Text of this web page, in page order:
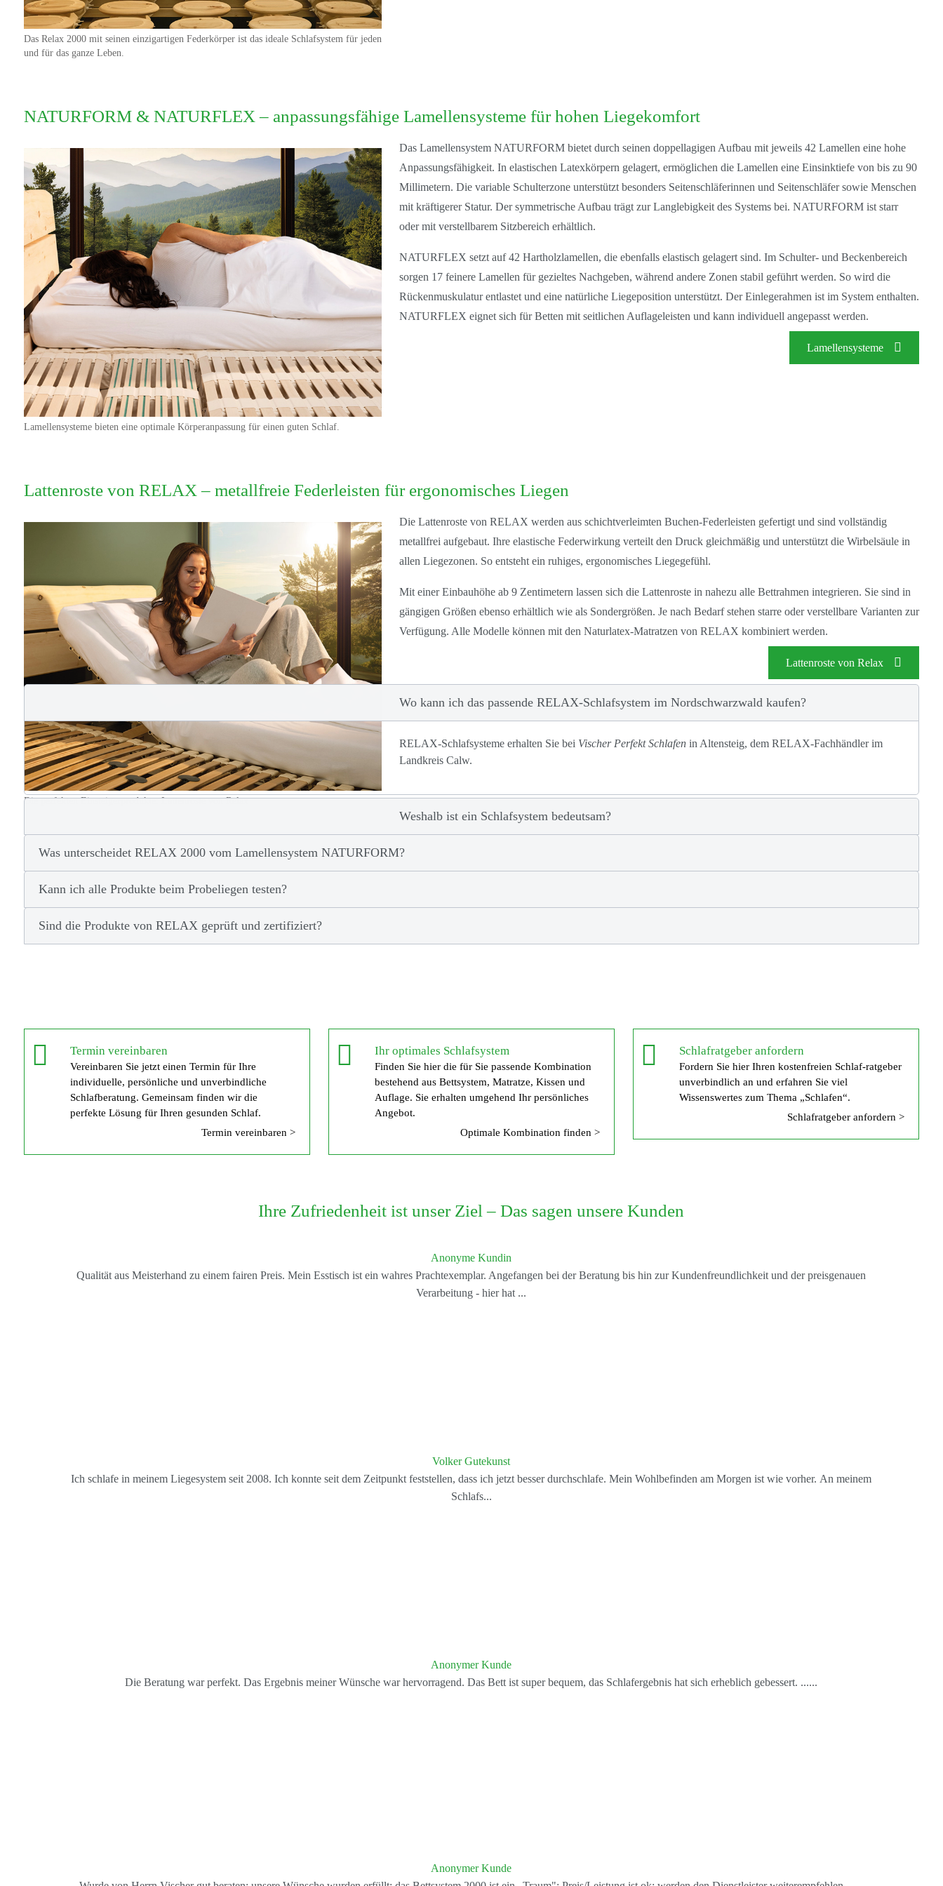
Das Relax 2000 mit seinen einzigartigen Federkörper ist das ideale Schlafsystem für jeden
und für das ganze Leben.
NATURFORM & NATURFLEX – anpassungsfähige Lamellensysteme für hohen Liegekomfort
Lamellensysteme bieten eine optimale Körperanpassung für einen guten Schlaf.
DasLamellensystem NATURFORM bietet durch seinendoppellagigen Aufbau mit jeweils 42 Lamellen eine hohe
Anpassungsfähigkeit. In elastischen Latexkörpern gelagert, ermöglichen die Lamellen eine Einsinktiefe von bis zu 90
Millimetern. Dievariable Schulterzone unterstützt besonders Seitenschläferinnen und Seitenschläfer sowie Menschen
mit kräftigerer Statur. Der symmetrische Aufbau trägt zur Langlebigkeit des Systems bei. NATURFORM iststarr
oder mit verstellbarem Sitzbereich erhältlich.
NATURFLEX setzt auf42 Hartholzlamellen, die ebenfalls elastisch gelagert sind. Im Schulter- und Beckenbereich
sorgen 17 feinere Lamellen für gezieltes Nachgeben, während andere Zonen stabil geführt werden. So wird die
Rückenmuskulatur entlastet und einenatürliche Liegeposition unterstützt. Der Einlegerahmen ist im System enthalten.
NATURFLEX eignet sich für Betten mit seitlichen Auflageleisten und kann individuell angepasst werden.
Lamellensysteme
Lattenroste von RELAX – metallfreie Federleisten für ergonomisches Liegen
Die perfekten Einsteigerprodukte: Lattenroste von Relax
DieLattenroste von RELAX werden aus schichtverleimtenBuchen-Federleisten gefertigt und sind vollständig
metallfrei aufgebaut. Ihreelastische Federwirkung verteilt den Druck gleichmäßig und unterstützt die Wirbelsäule in
allen Liegezonen. So entsteht ein ruhiges, ergonomisches Liegegefühl.
Mit einer Einbauhöhe ab9 Zentimetern lassen sich die Lattenroste in nahezu alle Bettrahmen integrieren. Sie sind in
gängigen Größen ebenso erhältlich wie als Sondergrößen. Je nach Bedarf stehen starre oder verstellbare Varianten zur
Verfügung. Alle Modelle können mit denNaturlatex-Matratzen von RELAX kombiniert werden.
Lattenroste von Relax
Wo kann ich das passende RELAX-Schlafsystem im Nordschwarzwald kaufen?
RELAX-Schlafsysteme erhalten Sie bei Vischer Perfekt Schlafen in Altensteig, dem RELAX-Fachhändler im
Landkreis Calw.
Weshalb ist ein Schlafsystem bedeutsam?
Was unterscheidet RELAX 2000 vom Lamellensystem NATURFORM?
Kann ich alle Produkte beim Probeliegen testen?
Sind die Produkte von RELAX geprüft und zertifiziert?
Termin vereinbaren
Vereinbaren Sie jetzt einen Termin für Ihre
individuelle, persönliche und unverbindliche
Schlafberatung. Gemeinsam finden wir die
perfekte Lösung für Ihren gesunden Schlaf.
Termin vereinbaren >
Ihr optimales Schlafsystem
Finden Sie hier die für Sie passende Kombination
bestehend aus Bettsystem, Matratze, Kissen und
Auflage. Sie erhalten umgehend Ihr persönliches
Angebot.
Optimale Kombination finden >
Schlafratgeber anfordern
Fordern Sie hier Ihren kostenfreien Schlaf-ratgeber
unverbindlich an und erfahren Sie viel
Wissenswertes zum Thema „Schlafen“.
Schlafratgeber anfordern >
Ihre Zufriedenheit ist unser Ziel – Das sagen unsere Kunden
Anonyme Kundin
Qualität aus Meisterhand zu einem fairen Preis. Mein Esstisch ist ein wahres Prachtexemplar. Angefangen bei der Beratung bis hin zur Kundenfreundlichkeit und der preisgenauen
Verarbeitung - hier hat ...
Volker Gutekunst
Ich schlafe in meinem Liegesystem seit 2008. Ich konnte seit dem Zeitpunkt feststellen, dass ich jetzt besser durchschlafe. Mein Wohlbefinden am Morgen ist wie vorher. An meinem
Schlafs...
Anonymer Kunde
Die Beratung war perfekt. Das Ergebnis meiner Wünsche war hervorragend. Das Bett ist super bequem, das Schlafergebnis hat sich erheblich gebessert. ......
Anonymer Kunde